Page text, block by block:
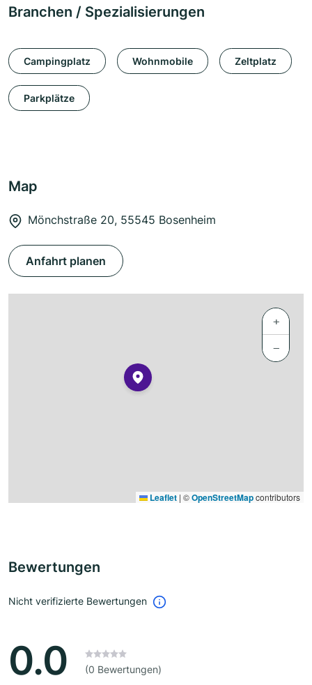
Branchen / Spezialisierungen
Campingplatz Wohnmobile Zeltplatz
Parkplätze
Map
Mönchstraße 20, 55545 Bosenheim
Anfahrt planen
+
−
Leaflet | ©OpenStreetMapcontributors
Bewertungen
Nicht verifizierte Bewertungen
0.0 (0 Bewertungen)